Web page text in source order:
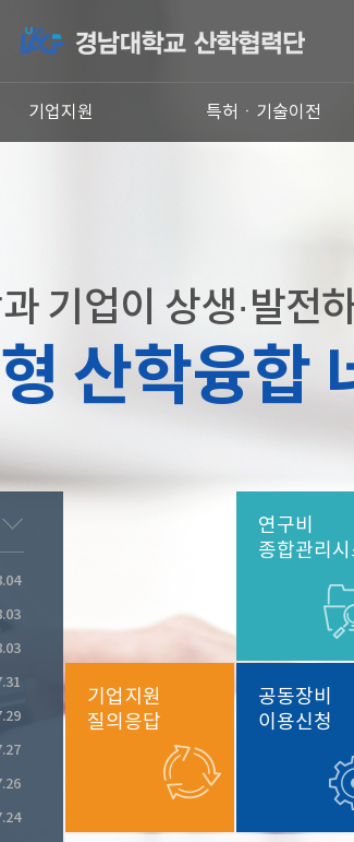
기업지원 특허ㆍ기술이전
기업이 상생·발전
산학융합
기업지원
질의응답
공동장비
이용신청
연구비
종합관리시